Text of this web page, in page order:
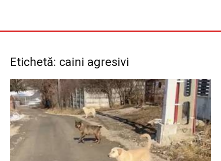
Etichetă: caini agresivi